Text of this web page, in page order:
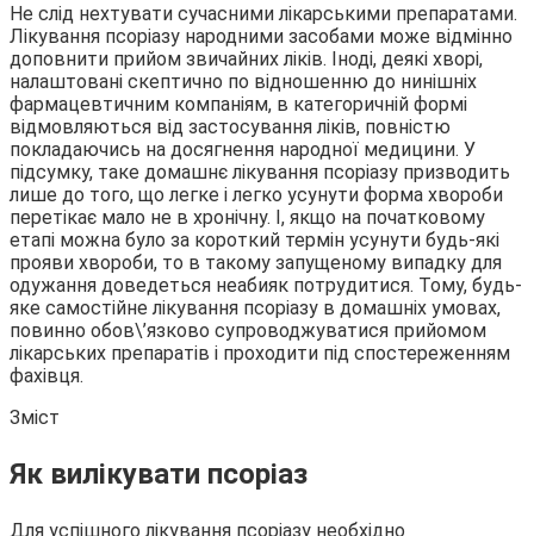
Не слід нехтувати сучасними лікарськими препаратами.
Лікування псоріазу народними засобами може відмінно
доповнити прийом звичайних ліків. Іноді, деякі хворі,
налаштовані скептично по відношенню до нинішніх
фармацевтичним компаніям, в категоричній формі
відмовляються від застосування ліків, повністю
покладаючись на досягнення народної медицини. У
підсумку, таке домашнє лікування псоріазу призводить
лише до того, що легке і легко усунути форма хвороби
перетікає мало не в хронічну. І, якщо на початковому
етапі можна було за короткий термін усунути будь-які
прояви хвороби, то в такому запущеному випадку для
одужання доведеться неабияк потрудитися. Тому, будь-
яке самостійне лікування псоріазу в домашніх умовах,
повинно обов\’язково супроводжуватися прийомом
лікарських препаратів і проходити під спостереженням
фахівця.
Зміст
Як вилікувати псоріаз
Для успішного лікування псоріазу необхідно